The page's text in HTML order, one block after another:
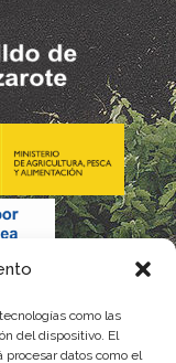
como las
del dispositivo. El
datos como el